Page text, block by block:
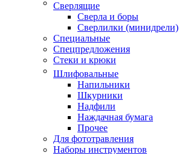
Сверлящие
Сверла и боры
Сверлилки (минидрели)
Специальные
Спецпредложения
Стеки и крюки
Шлифовальные
Напильники
Шкурники
Надфили
Наждачная бумага
Прочее
Для фототравления
Наборы инструментов